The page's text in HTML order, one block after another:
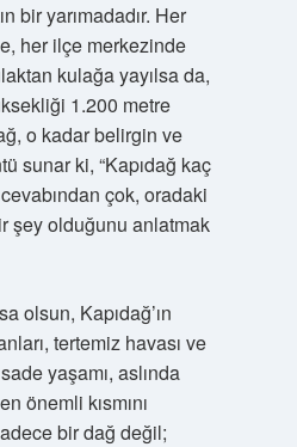
bir yarımadadır. Her
her ilçe merkezinde
kulağa yayılsa da,
1.200 metre
o kadar belirgin ve
sunar ki, “Kapıdağ kaç
çok, oradaki
şey olduğunu anlatmak
olsun, Kapıdağ’ın
tertemiz havası ve
yaşamı, aslında
önemli kısmını
bir dağ değil;